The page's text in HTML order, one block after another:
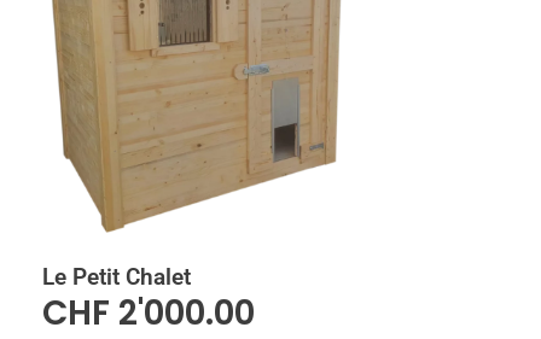
Le Petit Chalet
CHF 2'000.00